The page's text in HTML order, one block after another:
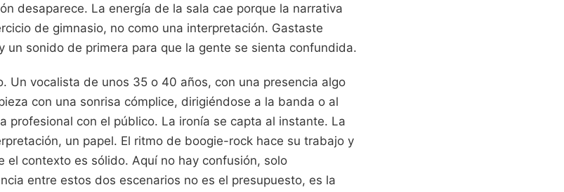
desaparece. La energía de la sala cae porque la narrativa
de gimnasio, no como una interpretación. Gastaste
un sonido de primera para que la gente se sienta confundida.
Un vocalista de unos 35 o 40 años, con una presencia algo
con una sonrisa cómplice, dirigiéndose a la banda o al
profesional con el público. La ironía se capta al instante. La
un papel. El ritmo de boogie-rock hace su trabajo y
el contexto es sólido. Aquí no hay confusión, solo
entre estos dos escenarios no es el presupuesto, es la